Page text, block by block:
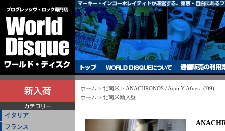
イタリア
フランス
ホーム > 北南米 > ANACHRONOS / Aqui Y Afuera ('09)
ホーム > 北南米輸入盤